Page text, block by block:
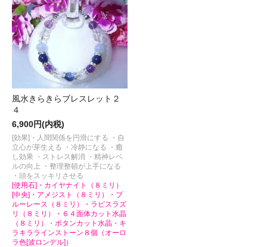
風水きらきらブレスレット２
４
6,900円(内税)
[効果]・人間関係を円滑にする ・自
立心が芽生える ・冷静になる ・癒
し効果 ・ストレス解消 ・精神レベ
ルの向上 ・整理整頓が上手になる
・頭をスッキリさせる
[使用石]・カイヤナイト（８ミリ）
[中央]・アメジスト（８ミリ）・ブ
ルーレース（８ミリ）・ラピスラズ
リ（８ミリ）・６４面体カット水晶
（８ミリ）・ボタンカット水晶・キ
ラキララインストーン８個（オーロ
ラ色[波ロンデル]）